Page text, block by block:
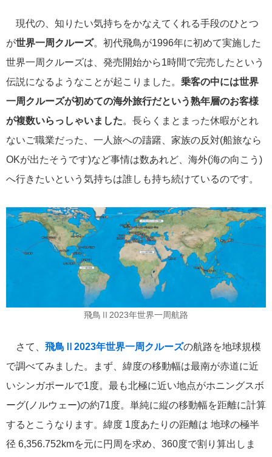
現代の、知りたい気持ちをかなえてくれる手段のひとつ
が世界一周クルーズ。初代飛鳥が1996年に初めて実施した
世界一周クルーズは、発売開始から1時間で完売したという
伝説になるようなことが起こりました。 乗客の中には世界
一周クルーズが初めての海外旅行だという熟年層のお客様
が複数いらっしゃいました。長らくまとまった休暇がとれ
ないご職業だった、一人旅への躊躇、家族の反対(船旅なら
OKが出たそうです)など事情は数あれど、海外(海の向こう)
へ行きたいという気持ちは誰しも持ち続けているのです。
飛鳥Ⅱ2023年世界一周航路
さて、 飛鳥Ⅱ2023年世界一周クルーズの航路を地球規模
で調べてみました。まず、緯度の移動幅は最南が赤道に近
いシンガポールで1度。最も北極に近い地点がホニングスボ
ーグ(ノルウェー)の約71度。単純に縦の移動幅を距離に計算
するとこうなります。緯度 1度あたりの距離は 地球の極半
径 6,356.752kmを元に円周を求め、360度で割り算出しま
冒険クルーズ
還暦ピアニストのひとりごと
バイキング・クルーズ
ゴールデンウィーク
ホーランドアメリカ
MITSUI OCEAN CRUISES
リバークルーズ
海の街を歩く 2
ノルウェージャン・クルーズ